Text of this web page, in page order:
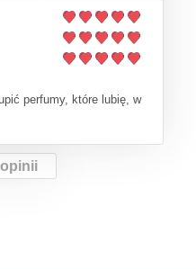
perfumy, które lubię, w